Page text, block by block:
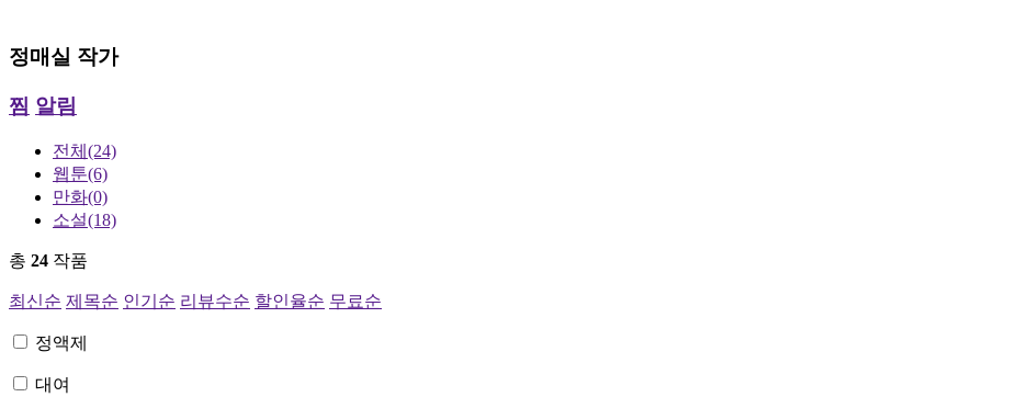
정매실 작가
찜 알림
전체 (24)
웹툰(6)
만화(0)
소설(18)
총 24 작품
최신순 제목순 인기순 리뷰수순 할인율순 무료순
정액제
대여